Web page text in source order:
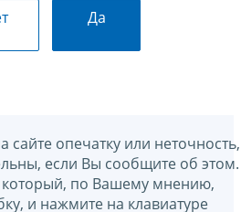
Да
сайте опечатку или неточность,
если Вы сообщите об этом.
который, по Вашему мнению,
и нажмите на клавиатуре